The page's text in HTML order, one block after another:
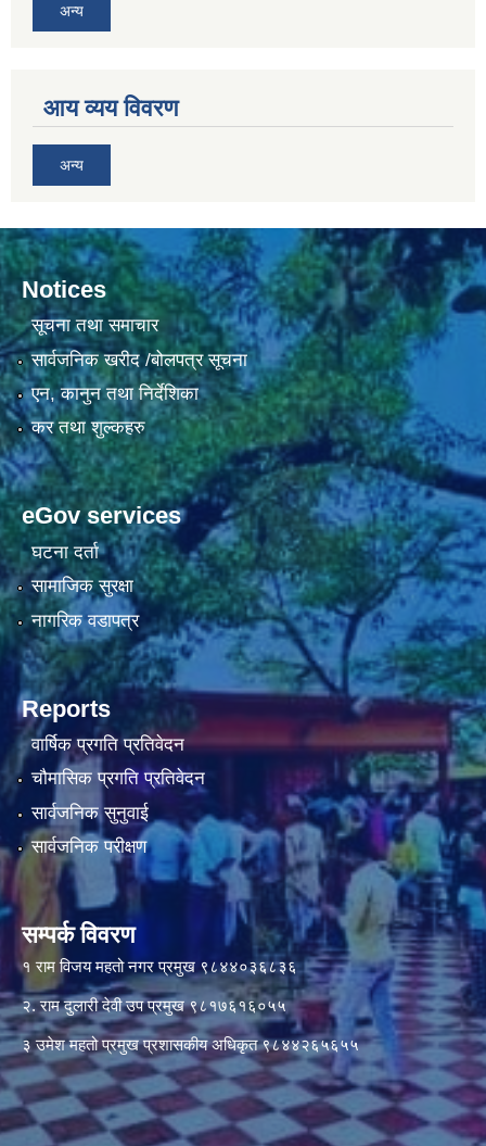
अन्य
आय व्यय विवरण
अन्य
Notices
सूचना तथा समाचार
सार्वजनिक खरीद /बोलपत्र सूचना
एन, कानुन तथा निर्देशिका
कर तथा शुल्कहरु
eGov services
घटना दर्ता
सामाजिक सुरक्षा
नागरिक वडापत्र
Reports
वार्षिक प्रगति प्रतिवेदन
चौमासिक प्रगति प्रतिवेदन
सार्वजनिक सुनुवाई
सार्वजनिक परीक्षण
सम्पर्क विवरण
१ राम विजय महतो नगर प्रमुख ९८४४०३६८३६
२. राम दुलारी देवी उप प्रमुख ९८१७६१६०५५
३ उमेश महतो प्रमुख प्रशासकीय अधिकृत ९८४४२६५६५५